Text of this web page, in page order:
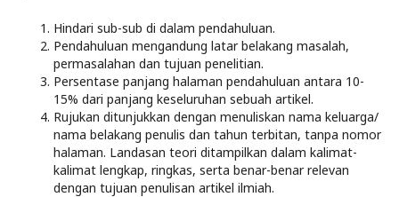
Hindari sub-sub di dalam pendahuluan.
Pendahuluan mengandung latar belakang masalah,
permasalahan dan tujuan penelitian.
Persentase panjang halaman pendahuluan antara 10-
15% dari panjang keseluruhan sebuah artikel.
Rujukan ditunjukkan dengan menuliskan nama keluarga/
nama belakang penulis dan tahun terbitan, tanpa nomor
halaman. Landasan teori ditampilkan dalam kalimat-
kalimat lengkap, ringkas, serta benar-benar relevan
dengan tujuan penulisan artikel ilmiah.